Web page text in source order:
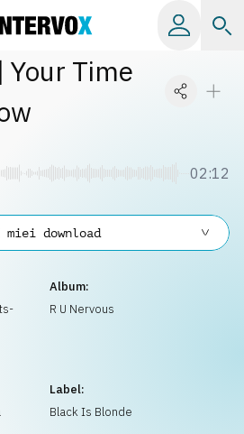
Your Time
02:12
Album:
R U Nervous
Label:
Black Is Blonde
download